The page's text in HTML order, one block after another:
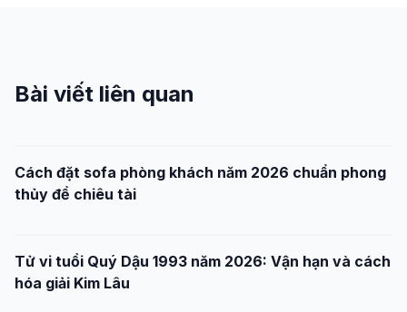
Bài viết liên quan
Cách đặt sofa phòng khách năm 2026 chuẩn phong
thủy để chiêu tài
Tử vi tuổi Quý Dậu 1993 năm 2026: Vận hạn và cách
hóa giải Kim Lâu